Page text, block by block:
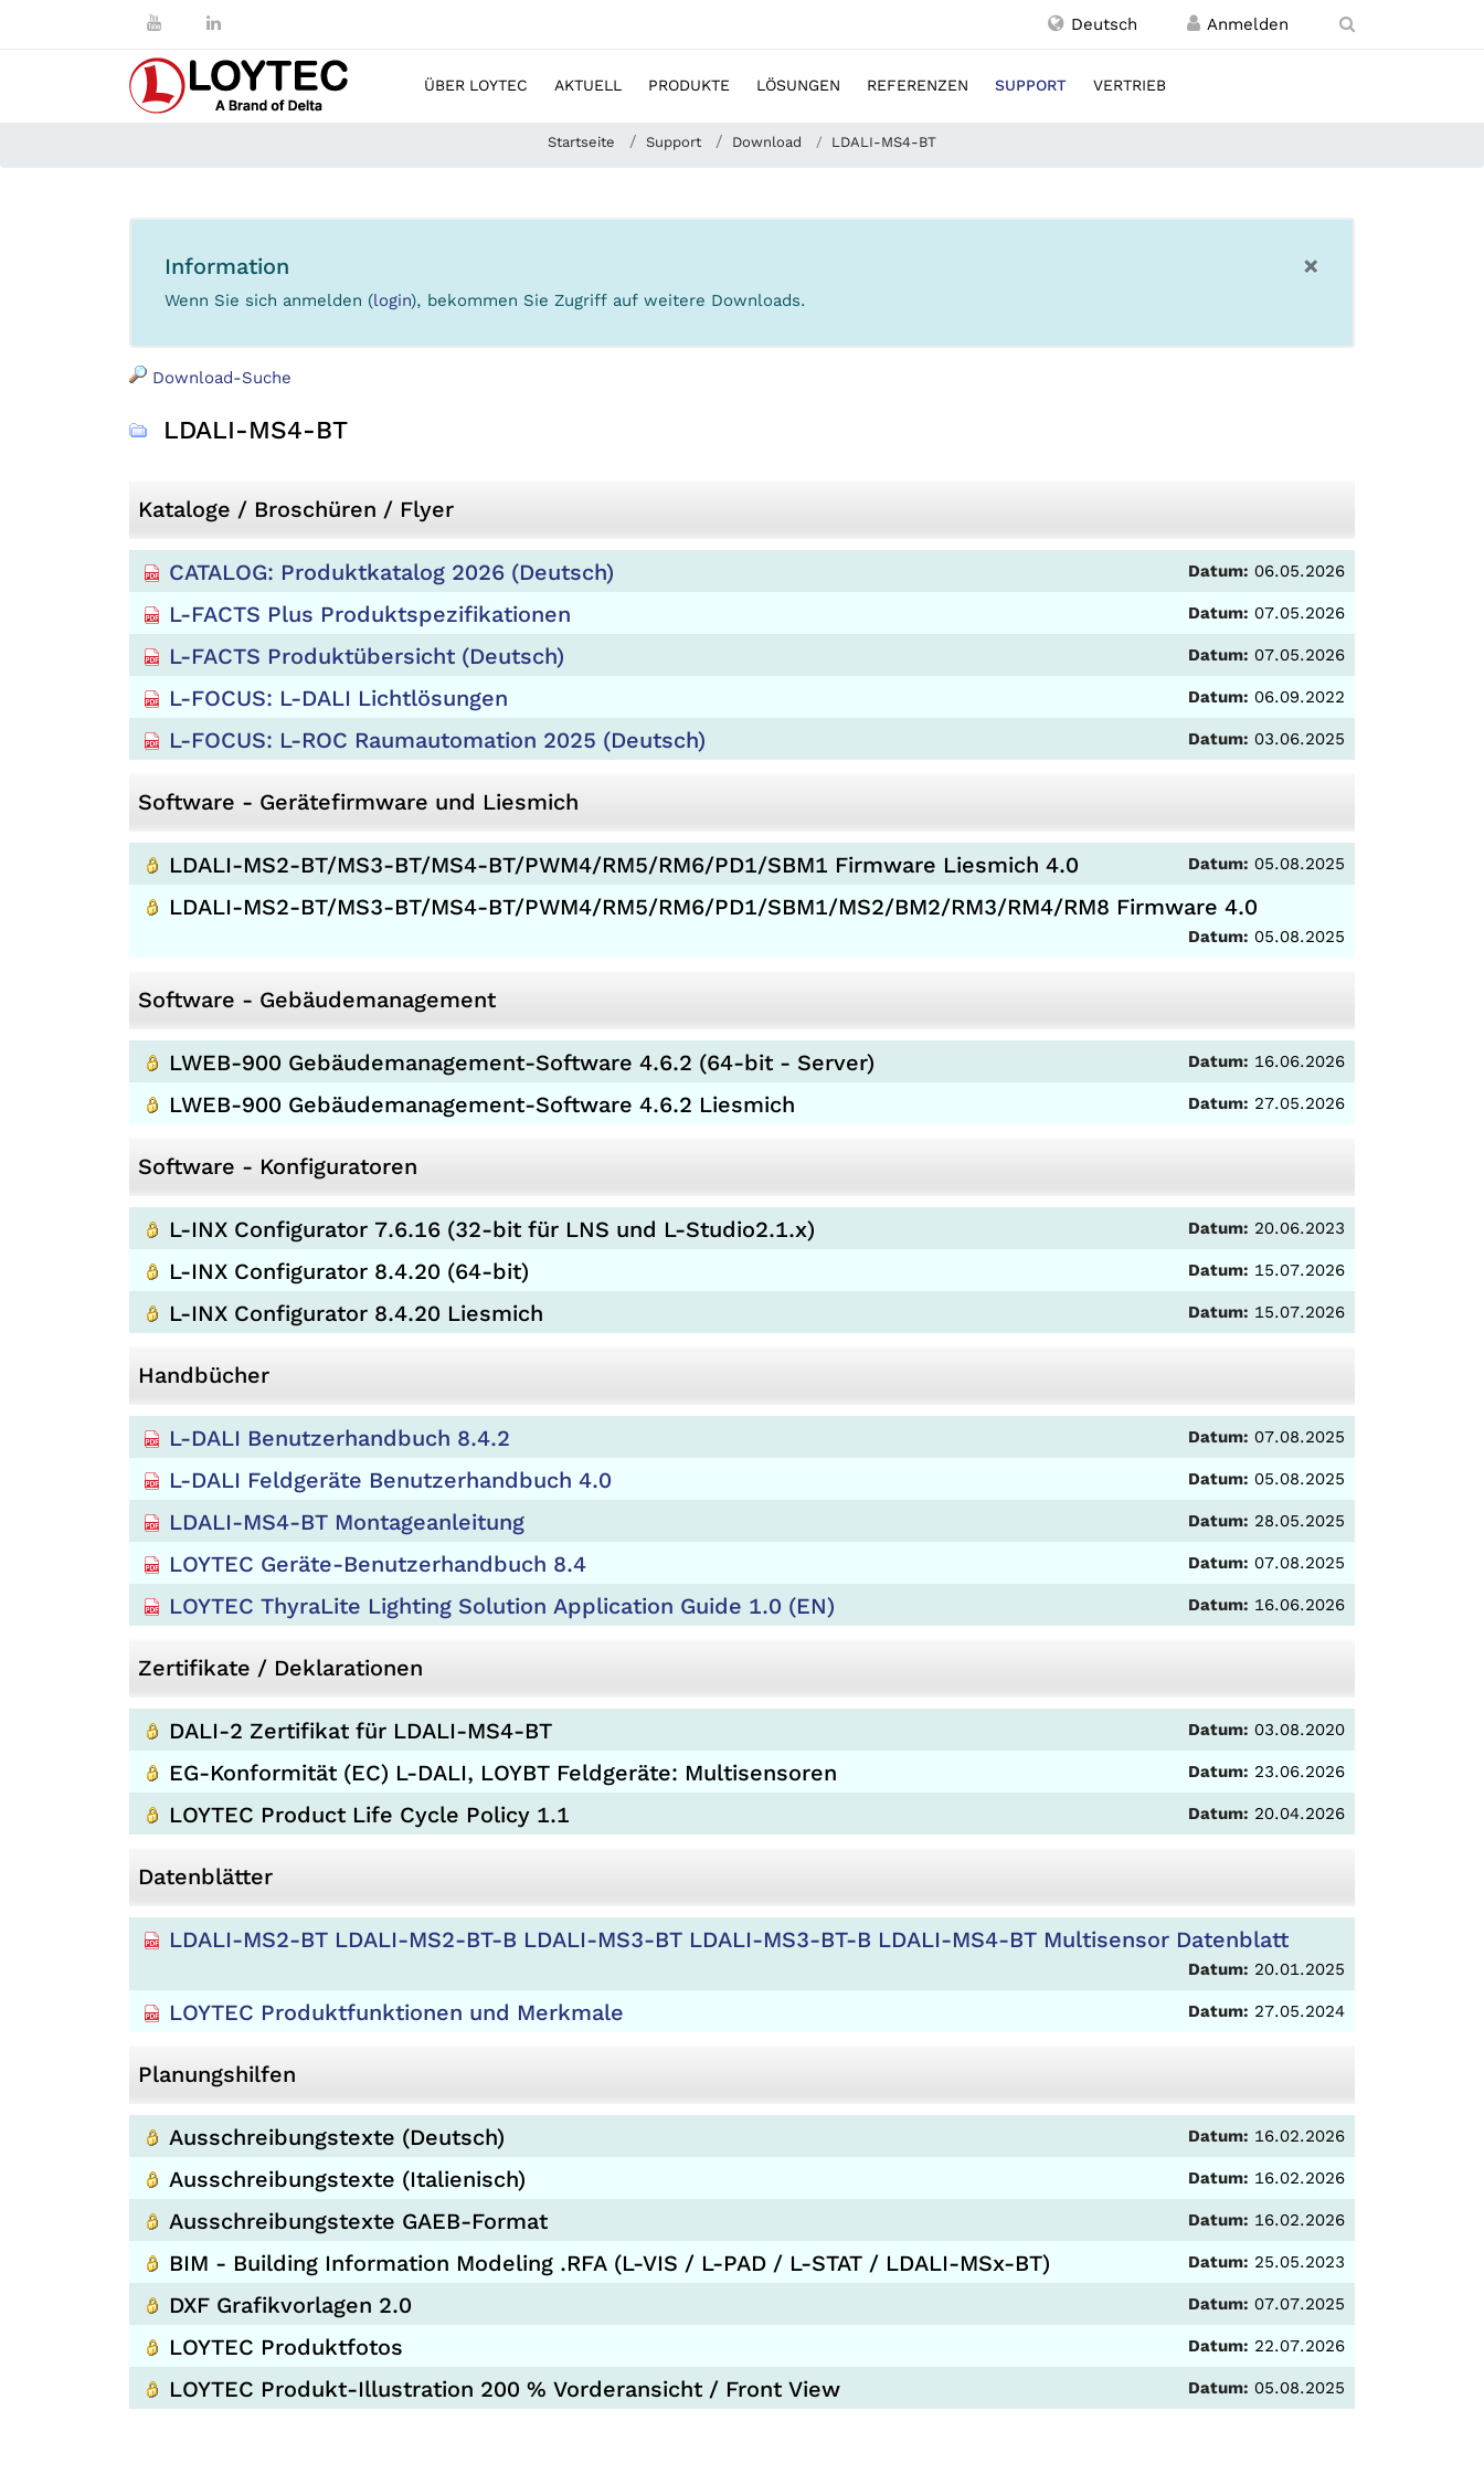
Deutsch
ÜBER LOYTEC AKTUELL PRODUKTE LÖSUNGEN REFERENZEN SUPPORT VERTRIEB
Startseite Support Download LDALI-MS4-BT
×
Information
Wenn Sie sich anmelden (login), bekommen Sie Zugriff auf weitere Downloads.
Download-Suche
LDALI-MS4-BT
Kataloge / Broschüren / Flyer
CATALOG: Produktkatalog 2026 (Deutsch) Datum: 06.05.2026
L-FACTS Plus Produktspezifikationen Datum: 07.05.2026
L-FACTS Produktübersicht (Deutsch) Datum: 07.05.2026
L-FOCUS: L-DALI Lichtlösungen Datum: 06.09.2022
L-FOCUS: L-ROC Raumautomation 2025 (Deutsch) Datum: 03.06.2025
Software - Gerätefirmware und Liesmich
LDALI-MS2-BT/MS3-BT/MS4-BT/PWM4/RM5/RM6/PD1/SBM1 Firmware Liesmich 4.0 Datum: 05.08.2025
LDALI-MS2-BT/MS3-BT/MS4-BT/PWM4/RM5/RM6/PD1/SBM1/MS2/BM2/RM3/RM4/RM8 Firmware 4.0
Datum: 05.08.2025
Software - Gebäudemanagement
LWEB-900 Gebäudemanagement-Software 4.6.2 (64-bit - Server) Datum: 16.06.2026
LWEB-900 Gebäudemanagement-Software 4.6.2 Liesmich Datum: 27.05.2026
Software - Konfiguratoren
L-INX Configurator 7.6.16 (32-bit für LNS und L-Studio2.1.x) Datum: 20.06.2023
L-INX Configurator 8.4.20 (64-bit) Datum: 15.07.2026
L-INX Configurator 8.4.20 Liesmich Datum: 15.07.2026
Handbücher
L-DALI Benutzerhandbuch 8.4.2 Datum: 07.08.2025
L-DALI Feldgeräte Benutzerhandbuch 4.0 Datum: 05.08.2025
LDALI-MS4-BT Montageanleitung Datum: 28.05.2025
LOYTEC Geräte-Benutzerhandbuch 8.4 Datum: 07.08.2025
LOYTEC ThyraLite Lighting Solution Application Guide 1.0 (EN) Datum: 16.06.2026
Zertifikate / Deklarationen
DALI-2 Zertifikat für LDALI-MS4-BT Datum: 03.08.2020
EG-Konformität (EC) L-DALI, LOYBT Feldgeräte: Multisensoren Datum: 23.06.2026
LOYTEC Product Life Cycle Policy 1.1 Datum: 20.04.2026
Datenblätter
LDALI-MS2-BT LDALI-MS2-BT-B LDALI-MS3-BT LDALI-MS3-BT-B LDALI-MS4-BT Multisensor Datenblatt
Datum: 20.01.2025
LOYTEC Produktfunktionen und Merkmale Datum: 27.05.2024
Planungshilfen
Ausschreibungstexte (Deutsch) Datum: 16.02.2026
Ausschreibungstexte (Italienisch) Datum: 16.02.2026
Ausschreibungstexte GAEB-Format Datum: 16.02.2026
BIM - Building Information Modeling .RFA (L-VIS / L-PAD / L-STAT / LDALI-MSx-BT) Datum: 25.05.2023
DXF Grafikvorlagen 2.0 Datum: 07.07.2025
LOYTEC Produktfotos Datum: 22.07.2026
LOYTEC Produkt-Illustration 200 % Vorderansicht / Front View Datum: 05.08.2025